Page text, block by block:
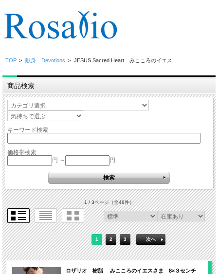
TOP > 献身 Devotions > JESUS Sacred Heart みこころのイエス
商品検索
キーワード検索
価格帯検索
円 ～
円
1 / 3ページ（全48件）
1 2 3 次へ
ロザリオ 樹脂 みこころのイエスさま 8×３センチ